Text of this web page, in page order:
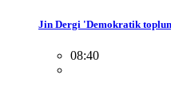
Jin Dergi 'Demokratik toplum
08:40